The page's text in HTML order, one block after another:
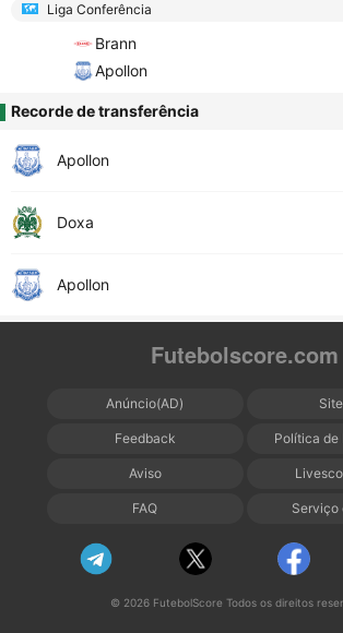
Liga Conferência
Brann
Apollon
Recorde de transferência
Apollon
Doxa
Apollon
Futebolscore.com
Anúncio(AD)
Feedback Política de
Aviso
FAQ Serviço
© 2026 FutebolScore Todos os direitos